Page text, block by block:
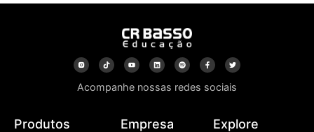
Acompanhe nossas redes sociais
Produtos Empresa Explore